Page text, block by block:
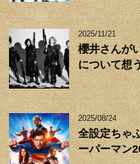
2025/11/21
櫻井さんが
について想
2025/08/24
全設定ちゃ
ーパーマン